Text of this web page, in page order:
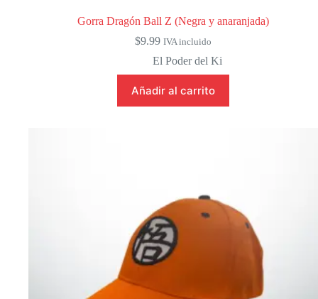
Gorra Dragón Ball Z (Negra y anaranjada)
$9.99 IVA incluido
El Poder del Ki
Añadir al carrito